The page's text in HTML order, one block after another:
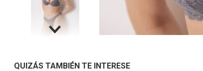
QUIZÁS TAMBIÉN TE INTERESE